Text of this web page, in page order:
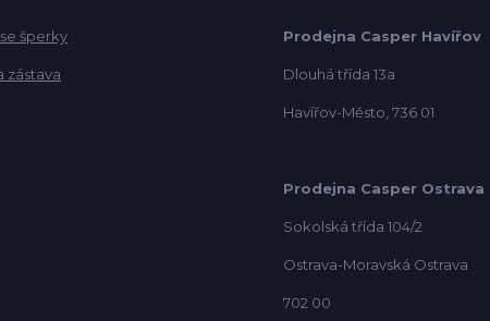
šperky
zástava
Prodejna Casper Havířov
Dlouhá třída 13a
Havířov-Město, 736 01
Prodejna Casper Ostrava
Sokolská třída 104/2
Ostrava-Moravská Ostrava
702 00